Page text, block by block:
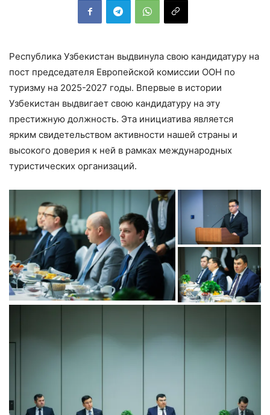
Республика Узбекистан выдвинула свою кандидатуру на
пост председателя Европейской комиссии ООН по
туризму на 2025-2027 годы. Впервые в истории
Узбекистан выдвигает свою кандидатуру на эту
престижную должность. Эта инициатива является
ярким свидетельством активности нашей страны и
высокого доверия к ней в рамках международных
туристических организаций.